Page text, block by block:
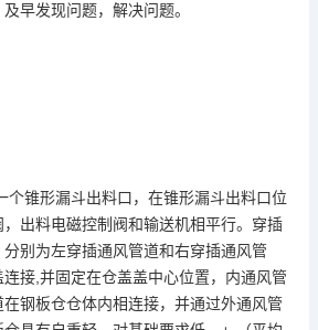
早发现问题，解决问题。
个锥形漏斗出料口，在锥形漏斗出料口位
出料电磁控制阀和输送机相平行。穿插
别为左穿插通风管道和右穿插通风管
接,并固定在仓盖盖中心位置，内通风管
钢板仓仓体内相连接，并通过外通风管